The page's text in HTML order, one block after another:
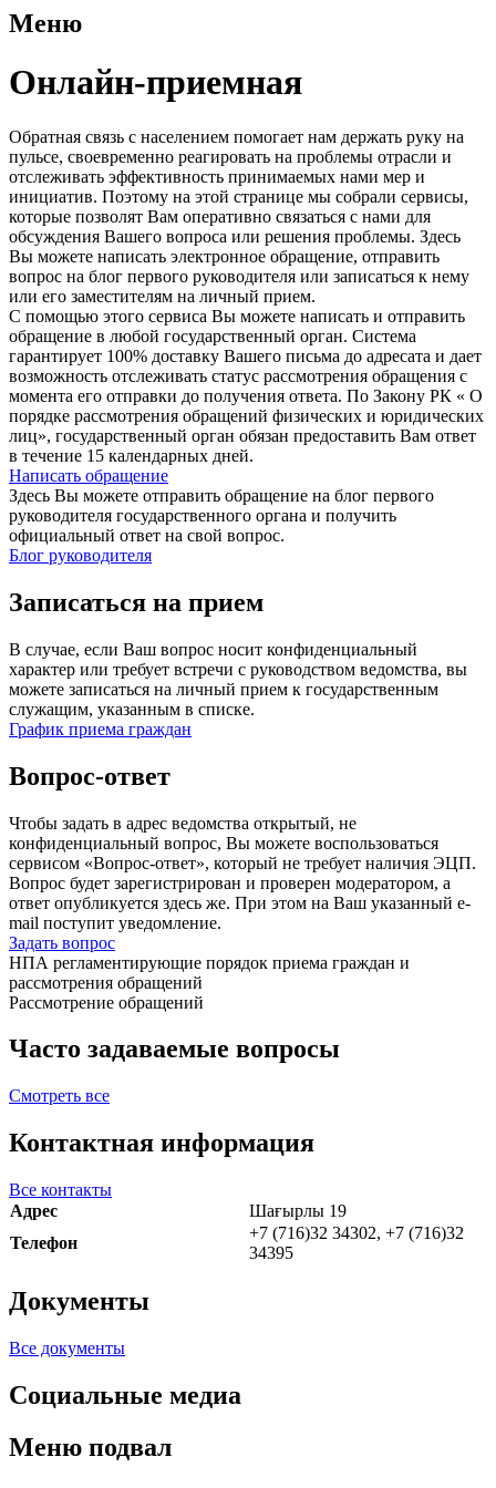
Меню
Онлайн-приемная
Обратная связь с населением помогает нам держать руку на
пульсе, своевременно реагировать на проблемы отрасли и
отслеживать эффективность принимаемых нами мер и
инициатив. Поэтому на этой странице мы собрали сервисы,
которые позволят Вам оперативно связаться с нами для
обсуждения Вашего вопроса или решения проблемы. Здесь
Вы можете написать электронное обращение, отправить
вопрос на блог первого руководителя или записаться к нему
или его заместителям на личный прием.
С помощью этого сервиса Вы можете написать и отправить
обращение в любой государственный орган. Система
гарантирует 100% доставку Вашего письма до адресата и дает
возможность отслеживать статус рассмотрения обращения с
момента его отправки до получения ответа. По Закону РК « О
порядке рассмотрения обращений физических и юридических
лиц», государственный орган обязан предоставить Вам ответ
в течение 15 календарных дней.
Написать обращение
Здесь Вы можете отправить обращение на блог первого
руководителя государственного органа и получить
официальный ответ на свой вопрос.
Блог руководителя
Записаться на прием
В случае, если Ваш вопрос носит конфиденциальный
характер или требует встречи с руководством ведомства, вы
можете записаться на личный прием к государственным
служащим, указанным в списке.
График приема граждан
Вопрос-ответ
Чтобы задать в адрес ведомства открытый, не
конфиденциальный вопрос, Вы можете воспользоваться
сервисом «Вопрос-ответ», который не требует наличия ЭЦП.
Вопрос будет зарегистрирован и проверен модератором, а
ответ опубликуется здесь же. При этом на Ваш указанный e-
mail поступит уведомление.
Задать вопрос
НПА регламентирующие порядок приема граждан и
рассмотрения обращений
Рассмотрение обращений
Часто задаваемые вопросы
Смотреть все
Контактная информация
Все контакты
Адрес
Шағырлы 19
Телефон
+7 (716)32 34302, +7 (716)32
34395
Документы
Все документы
Социальные медиа
Меню подвал